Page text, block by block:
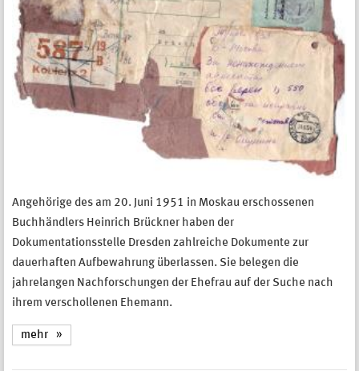
Angehörige des am 20. Juni 1951 in Moskau erschossenen
Buchhändlers Heinrich Brückner haben der
Dokumentationsstelle Dresden zahlreiche Dokumente zur
dauerhaften Aufbewahrung überlassen. Sie belegen die
jahrelangen Nachforschungen der Ehefrau auf der Suche nach
ihrem verschollenen Ehemann.
mehr